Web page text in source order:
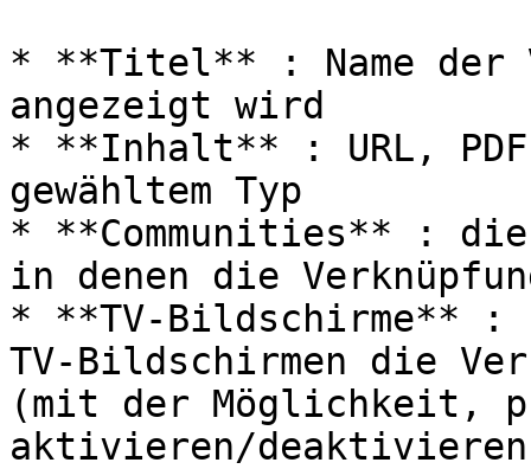
* **Titel** : Name der
angezeigt wird
* **Inhalt** : URL,
gewähltem Typ
* **Communities** : die
in denen die
* **TV-Bildschirme** :
TV-Bildschirmen die
(mit der Möglichkeit,
aktivieren/